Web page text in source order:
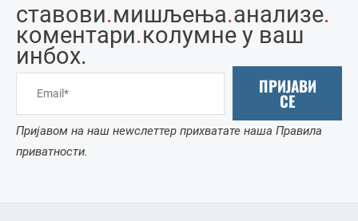
ставови.мишљења.анализе.
коментари.колумне у ваш
инбоx.
ПРИЈАВИ
СЕ
Пријавом на наш неwслеттер прихватате наша Правила
приватности.